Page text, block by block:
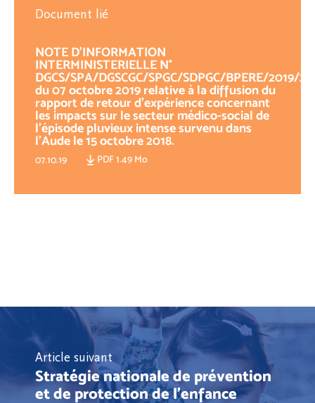
Document lié
NOTE D’INFORMATION
INTERMINISTERIELLE N°
DGCS/SPA/DGSCGC/SPGC/SDPGC/BPERE/2019/
du 07 octobre 2019 relative à la diffusion du
rapport de retour d'expérience concernant
les impacts sur le secteur médico-social de
l'épisode pluvieux intense survenu dans
l'Aude le 15 octobre 2018.
07.10.19 PDF 1.49 Mo
Article suivant
Stratégie nationale de prévention
et de protection de l'enfance